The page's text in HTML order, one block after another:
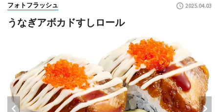
フォトフラッシュ 2025.04.03
うなぎアボカドすしロール